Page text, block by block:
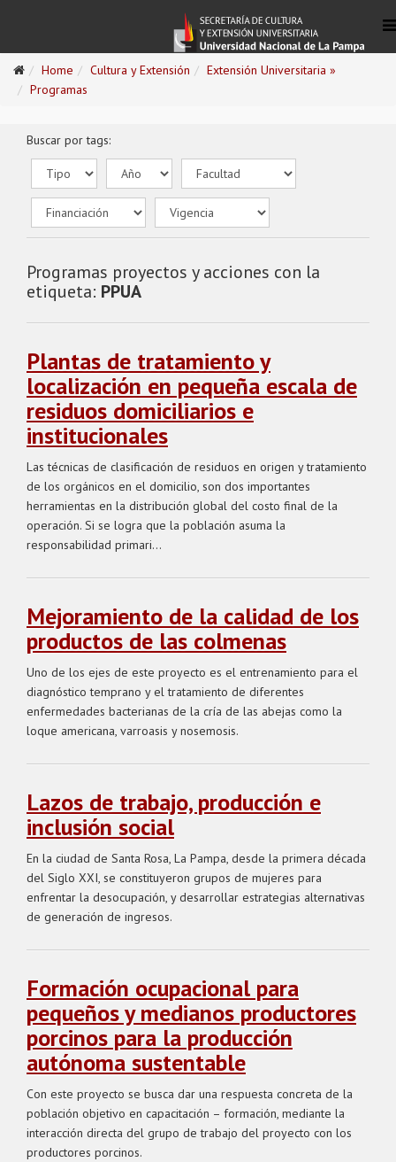
Home Cultura y Extensión
Extensión Universitaria »
Programas
Buscar por tags:
Programas proyectos y acciones con la
etiqueta: PPUA
Plantas de tratamiento y
localización en pequeña escala de
residuos domiciliarios e
institucionales
Las técnicas de clasificación de residuos en origen y tratamiento
de los orgánicos en el domicilio, son dos importantes
herramientas en la distribución global del costo final de la
operación. Si se logra que la población asuma la
responsabilidad primari...
Mejoramiento de la calidad de los
productos de las colmenas
Uno de los ejes de este proyecto es el entrenamiento para el
diagnóstico temprano y el tratamiento de diferentes
enfermedades bacterianas de la cría de las abejas como la
loque americana, varroasis y nosemosis.
Lazos de trabajo, producción e
inclusión social
En la ciudad de Santa Rosa, La Pampa, desde la primera década
del Siglo XXI, se constituyeron grupos de mujeres para
enfrentar la desocupación, y desarrollar estrategias alternativas
de generación de ingresos.
Formación ocupacional para
pequeños y medianos productores
porcinos para la producción
autónoma sustentable
Con este proyecto se busca dar una respuesta concreta de la
población objetivo en capacitación – formación, mediante la
interacción directa del grupo de trabajo del proyecto con los
productores porcinos.